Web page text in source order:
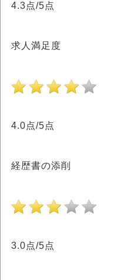
4.3点/5点
求人満足度
4.0点/5点
経歴書の添削
3.0点/5点